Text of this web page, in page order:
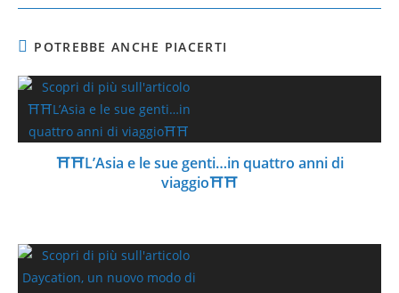
POTREBBE ANCHE PIACERTI
⛩⛩L’Asia e le sue genti…in quattro anni di
viaggio⛩⛩